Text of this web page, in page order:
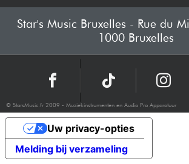
Star's Music Bruxelles - Rue du
1000 Bruxelles
© StarsMusic.fr 2009 - Muziekinstrumenten en Audio Pro Apparatuur
Melding bij verzameling
Uw privacy-opties